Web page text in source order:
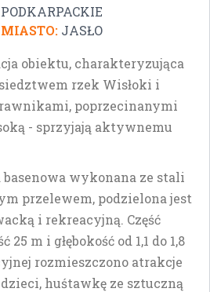
PODKARPACKIE
MIASTO: JASŁO
obiektu, charakteryzująca
rzek Wisłoki i
poprzecinanymi
- sprzyjają aktywnemu
wykonana ze stali
przelewem, podzielona jest
i rekreacyjną. Część
25 m i głębokość od 1,1 do 1,8
rozmieszczono atrakcje
huśtawkę ze sztuczną